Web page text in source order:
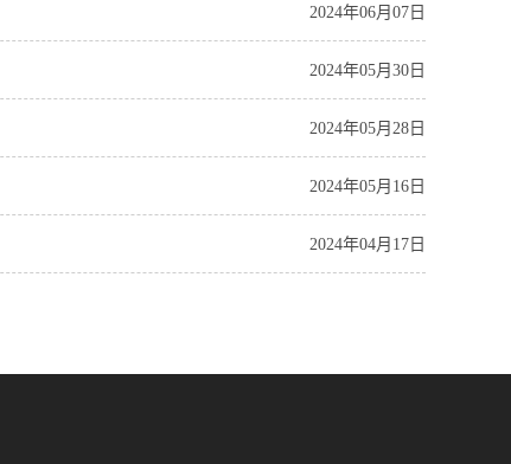
2024年06月07日
2024年05月30日
2024年05月28日
2024年05月16日
2024年04月17日